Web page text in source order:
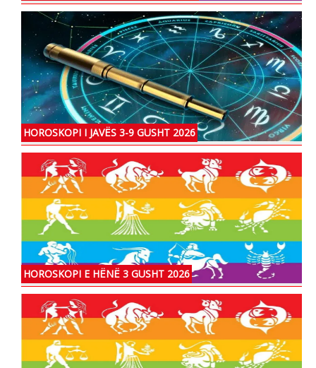
HOROSKOPI I JAVËS 3-9 GUSHT 2026
HOROSKOPI E HËNË 3 GUSHT 2026